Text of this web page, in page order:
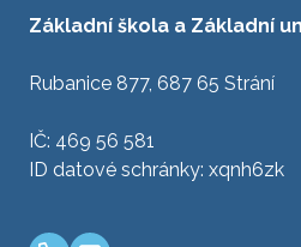
Základní škola a Základní
Rubanice 877, 687 65 Strání
IČ: 469 56 581
ID datové schránky: xqnh6zk